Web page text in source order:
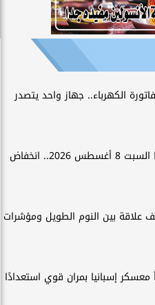
الكهرباء.. جهاز واحد يتصدر
الطقس غدًا السبت 8 أغسطس 2026.. انخفاض
علاقة بين النوم الطويل ومؤشرات
معسكر إسبانيا بمران قوي استعدادًا